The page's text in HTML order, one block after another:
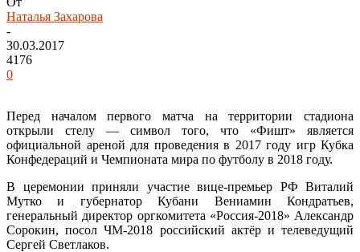
Наталья Захарова
-
30.03.2017
4176
0
Перед началом первого матча на территории стадиона
открыли стелу — символ того, что «Фишт» является
официальной ареной для проведения в 2017 году игр Кубка
Конфедераций и Чемпионата мира по футболу в 2018 году.
В церемонии приняли участие вице-премьер РФ Виталий
Мутко и губернатор Кубани Вениамин Кондратьев,
генеральный директор оргкомитета «Россия-2018» Александр
Сорокин, посол ЧМ-2018 российский актёр и телеведущий
Сергей Светлаков.